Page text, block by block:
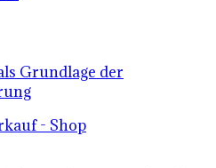
Grundlage der
- Shop